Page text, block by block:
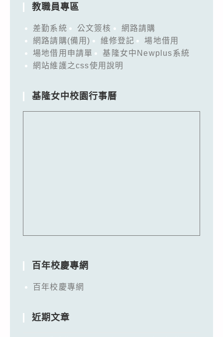
教職員專區
差勤系統 公文簽核
網路請購
網路請購(備用)
維修登記
場地借用
場地借用申請單
基隆女中Newplus系統
網站維護之css使用說明
基隆女中校園行事曆
百年校慶專網
百年校慶專網
近期文章